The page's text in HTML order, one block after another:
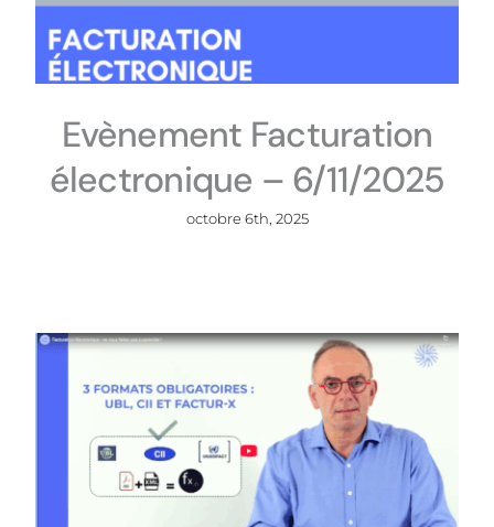
Evènement Facturation
électronique – 6/11/2025
octobre 6th, 2025